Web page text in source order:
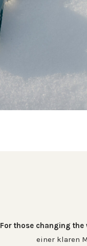
For those changing the
einer klaren